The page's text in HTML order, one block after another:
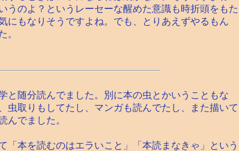
うのよ？というレーセーな醒めた意識も時折頭をもた
にもなりそうですよね。でも、とりあえずやるもん
。
随分読んでました。別に本の虫とかいうこともな
虫取りもしてたし、マンガも読んでたし、また描いて
んでました。
本を読むのはエラいこと」「本読まなきゃ」という